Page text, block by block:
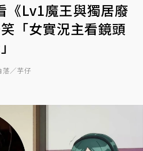
Lv1魔王與獨居廢
「女實況主看鏡頭
落／芋仔